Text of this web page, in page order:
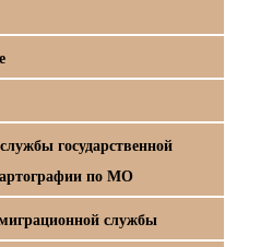
государственной
по МО
службы